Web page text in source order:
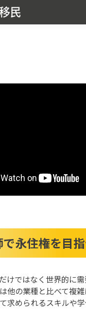
永住権を目
けではなく世界的に
他の業種と比べて複
求められるスキルや